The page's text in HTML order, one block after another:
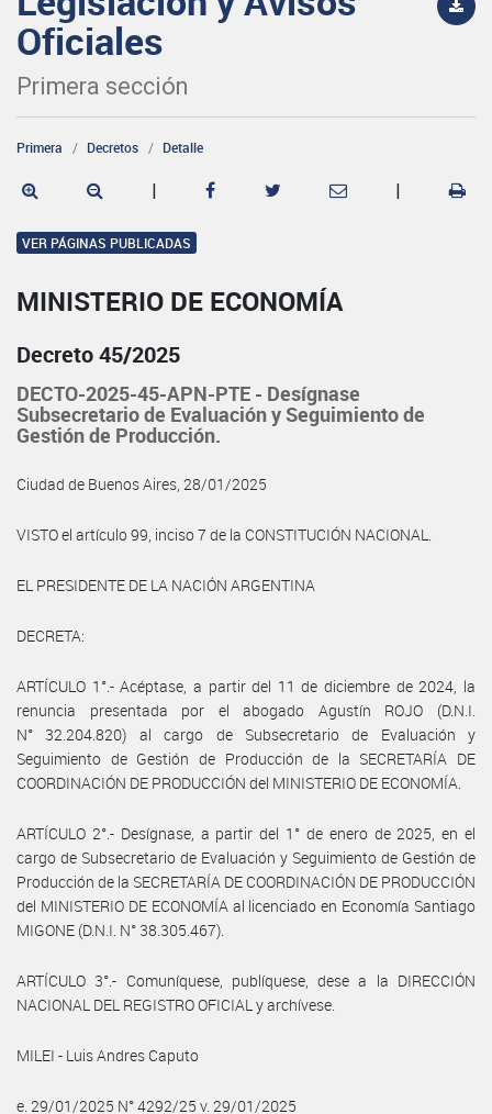
Oficiales
Primera sección
Primera Decretos Detalle
| |
VER PÁGINAS PUBLICADAS
MINISTERIO DE ECONOMÍA
Decreto 45/2025
DECTO-2025-45-APN-PTE - Desígnase
Subsecretario de Evaluación y Seguimiento de
Gestión de Producción.
Ciudad de Buenos Aires, 28/01/2025
VISTO el artículo 99, inciso 7 de la CONSTITUCIÓN NACIONAL.
EL PRESIDENTE DE LA NACIÓN ARGENTINA
DECRETA:
ARTÍCULO 1°.- Acéptase, a partir del 11 de diciembre de 2024, la
renuncia presentada por el abogado Agustín ROJO (D.N.I.
N° 32.204.820) al cargo de Subsecretario de Evaluación y
Seguimiento de Gestión de Producción de la SECRETARÍA DE
COORDINACIÓN DE PRODUCCIÓN del MINISTERIO DE ECONOMÍA.
ARTÍCULO 2°.- Desígnase, a partir del 1° de enero de 2025, en el
cargo de Subsecretario de Evaluación y Seguimiento de Gestión de
Producción de la SECRETARÍA DE COORDINACIÓN DE PRODUCCIÓN
del MINISTERIO DE ECONOMÍA al licenciado en Economía Santiago
MIGONE (D.N.I. N° 38.305.467).
ARTÍCULO 3°.- Comuníquese, publíquese, dese a la DIRECCIÓN
NACIONAL DEL REGISTRO OFICIAL y archívese.
MILEI - Luis Andres Caputo
e. 29/01/2025 N° 4292/25 v. 29/01/2025